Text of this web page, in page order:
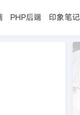
PHP后端 印象笔记